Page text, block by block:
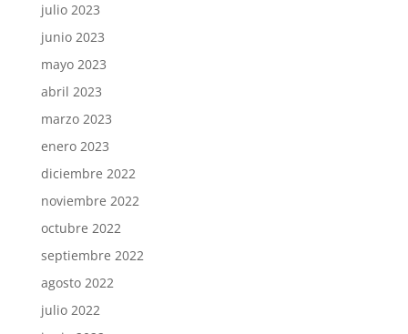
julio 2023
junio 2023
mayo 2023
abril 2023
marzo 2023
enero 2023
diciembre 2022
noviembre 2022
octubre 2022
septiembre 2022
agosto 2022
julio 2022